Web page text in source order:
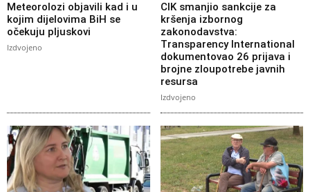
Meteorolozi objavili kad i u
kojim dijelovima BiH se
očekuju pljuskovi
Izdvojeno
CIK smanjio sankcije za
kršenja izbornog
zakonodavstva:
Transparency International
dokumentovao 26 prijava i
brojne zloupotrebe javnih
resursa
Izdvojeno